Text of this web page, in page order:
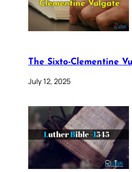
The Sixto-Clementine
July 12, 2025